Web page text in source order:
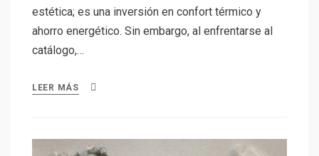
estética; es una inversión en confort térmico y
ahorro energético. Sin embargo, al enfrentarse al
catálogo,…
LEER MÁS